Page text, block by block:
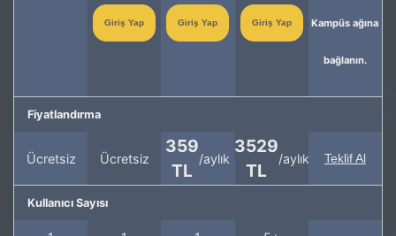
Giriş Yap Giriş Yap Giriş Yap Kampüs ağına
bağlanın.
Fiyatlandırma
Ücretsiz Ücretsiz
359
TL
/aylık
3529
TL
/aylık Teklif Al
Kullanıcı Sayısı